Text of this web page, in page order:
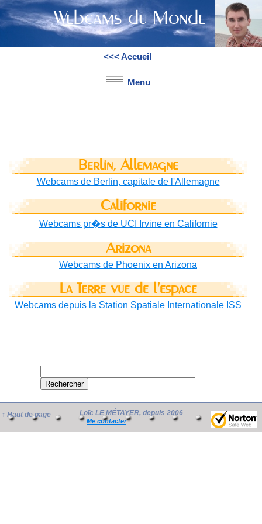
Webcams du Monde
<<< Accueil
Menu
Berlin, Allemagne
Webcams de Berlin, capitale de l'Allemagne
Californie
Webcams pr�s de UCI Irvine en Californie
Arizona
Webcams de Phoenix en Arizona
La Terre vue de l'espace
Webcams depuis la Station Spatiale Internationale ISS
↑ Haut de page
.
Loïc LE MÉTAYER, depuis 2006
Me contacter